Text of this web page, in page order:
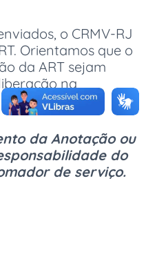
o CRMV-RJ
Orientamos que o
da ART sejam
na
da Anotação ou
do
de serviço.